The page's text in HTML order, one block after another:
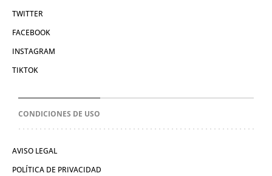
TWITTER
FACEBOOK
INSTAGRAM
TIKTOK
CONDICIONES DE USO
AVISO LEGAL
POLÍTICA DE PRIVACIDAD